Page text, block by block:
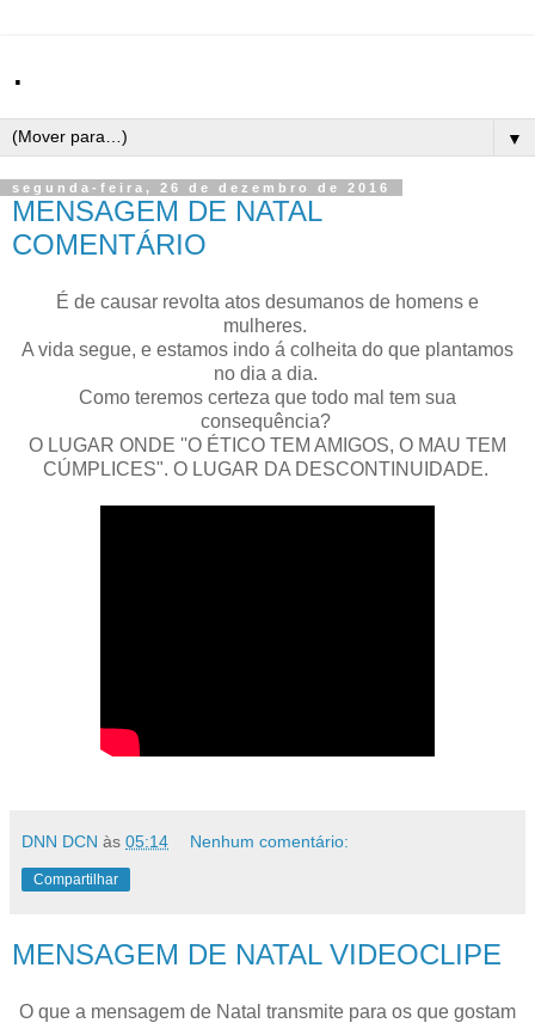
.
▼
segunda-feira, 26 de dezembro de 2016
MENSAGEM DE NATAL
COMENTÁRIO
É de causar revolta atos desumanos de homens e
mulheres.
A vida segue, e estamos indo á colheita do que plantamos
no dia a dia.
Como teremos certeza que todo mal tem sua
consequência?
O LUGAR ONDE ''O ÉTICO TEM AMIGOS, O MAU TEM
CÚMPLICES". O LUGAR DA DESCONTINUIDADE.
DNN DCN às 05:14 Nenhum comentário:
Compartilhar
MENSAGEM DE NATAL VIDEOCLIPE
O que a mensagem de Natal transmite para os que gostam